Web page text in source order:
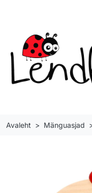
Avaleht Mänguasjad